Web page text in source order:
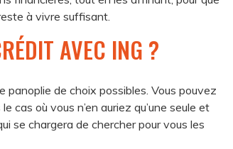
à vivre suffisant.
AVEC ING ?
panoplie de choix possibles. Vous pouvez
où vous n’en auriez qu’une seule et
se chargera de chercher pour vous les